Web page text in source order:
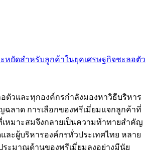
หยัดสำหรับลูกค้าในยุคเศรษฐกิจชะลอตัว
ตัวและทุกองค์กรกำลังมองหาวิธีบริหาร
ลาด การเลือกของพรีเมี่ยมแจกลูกค้าที่
หมาะสมจึงกลายเป็นความท้าทายสำคัญ
ละผู้บริหารองค์กรทั่วประเทศไทย หลาย
ะมาณด้านของพรีเมี่ยมลงอย่างมีนัย